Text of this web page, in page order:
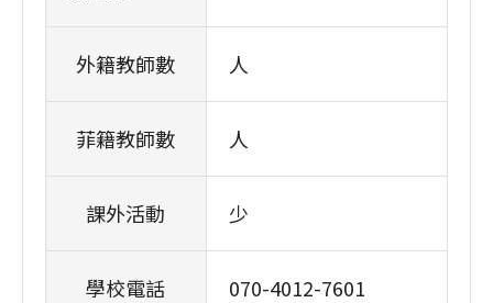
外籍教師數 人
菲籍教師數 人
課外活動 少
學校電話 070-4012-7601